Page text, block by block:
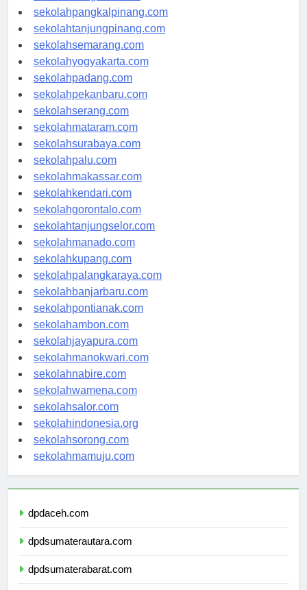
sekolahbengkulu.com
sekolahpangkalpinang.com
sekolahtanjungpinang.com
sekolahsemarang.com
sekolahyogyakarta.com
sekolahpadang.com
sekolahpekanbaru.com
sekolahserang.com
sekolahmataram.com
sekolahsurabaya.com
sekolahpalu.com
sekolahmakassar.com
sekolahkendari.com
sekolahgorontalo.com
sekolahtanjungselor.com
sekolahmanado.com
sekolahkupang.com
sekolahpalangkaraya.com
sekolahbanjarbaru.com
sekolahpontianak.com
sekolahambon.com
sekolahjayapura.com
sekolahmanokwari.com
sekolahnabire.com
sekolahwamena.com
sekolahsalor.com
sekolahindonesia.org
sekolahsorong.com